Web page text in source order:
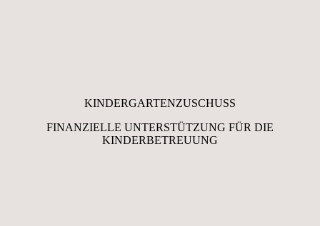
KINDERGARTEN­ZUSCHUSS
FINANZIELLE UNTERSTÜTZUNG FÜR DIE
KINDERBETREUUNG